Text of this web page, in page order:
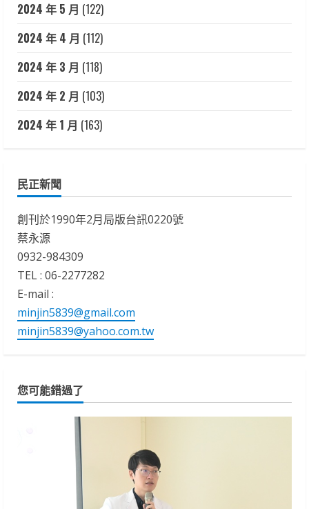
2024 年 5 月 (122)
2024 年 4 月 (112)
2024 年 3 月 (118)
2024 年 2 月 (103)
2024 年 1 月 (163)
民正新聞
創刊於1990年2月局版台訊0220號
蔡永源
0932-984309
TEL : 06-2277282
E-mail :
minjin5839@gmail.com
minjin5839@yahoo.com.tw
您可能錯過了